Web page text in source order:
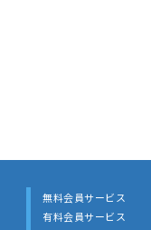
無料会員サービス
有料会員サービス